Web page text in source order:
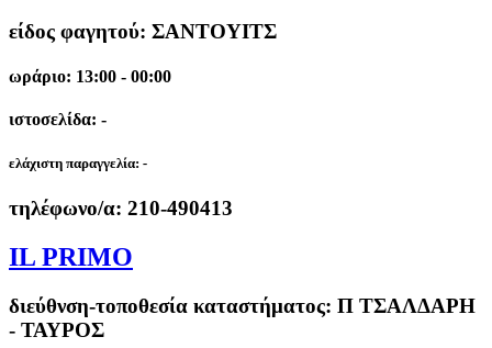
είδος φαγητού: ΣΑΝΤΟΥΙΤΣ
ωράριο: 13:00 - 00:00
ιστοσελίδα: -
ελάχιστη παραγγελία: -
τηλέφωνο/α: 210-490413
IL PRIMO
διεύθνση-τοποθεσία καταστήματος: Π ΤΣΑΛΔΑΡΗ
- ΤΑΥΡΟΣ